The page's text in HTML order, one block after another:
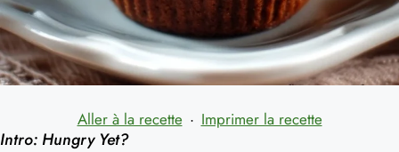
Aller à la recette · Imprimer la recette
Intro: Hungry Yet?